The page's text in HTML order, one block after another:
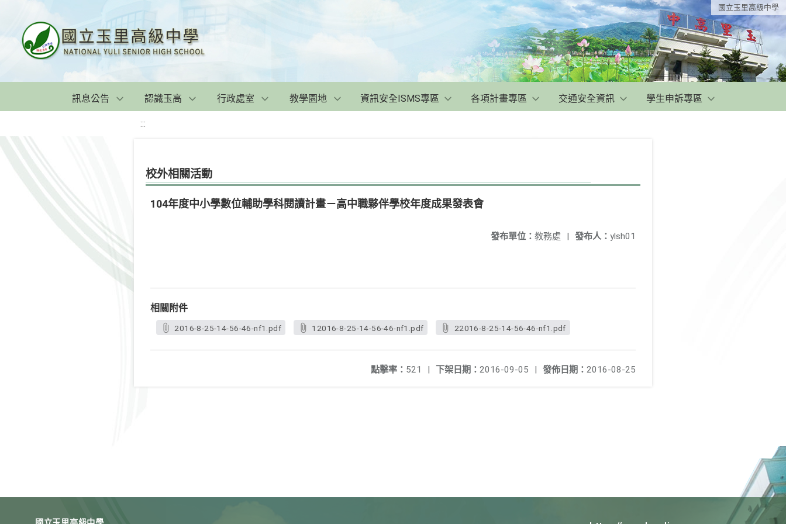
國立玉里高級中學
訊息公告 認識玉高 行政處室 教學園地 資訊安全ISMS專區 各項計畫專區 交通安全資訊 學生申訴專區
:::
校外相關活動
104年度中小學數位輔助學科閱讀計畫－高中職夥伴學校年度成果發表會
發布人： ylsh01
發布單位： 教務處 |
相關附件
2016-8-25-14-56-46-nf1.pdf 12016-8-25-14-56-46-nf1.pdf 22016-8-25-14-56-46-nf1.pdf
發佈日期： 2016-08-25
下架日期： 2016-09-05 |
點擊率： 521 |